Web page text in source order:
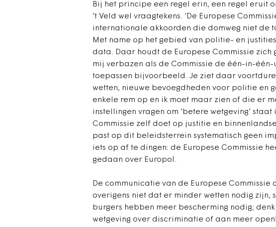
Bij het principe een regel erin, een regel eruit
’t Veld wel vraagtekens. ‘De Europese
internationale akkoorden die domweg niet de
Met name op het gebied van politie- en
data. Daar houdt de Europese Commissie zich
mij verbazen als de Commissie de één-in-
toepassen bijvoorbeeld. Je ziet daar
wetten, nieuwe bevoegdheden voor politie en
enkele rem op en ik moet maar zien of die er
instellingen vragen om ‘betere wetgeving’
Commissie zelf doet op justitie en
past op dit beleidsterrein systematisch geen
iets op af te dingen: de Europese Commissie
gedaan over Europol.
De communicatie van de Europese
overigens niet dat er minder wetten nodig zijn,
burgers hebben meer bescherming nodig;
wetgeving over discriminatie of aan meer